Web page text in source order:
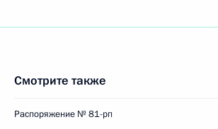
Смотрите также
Распоряжение № 81-рп